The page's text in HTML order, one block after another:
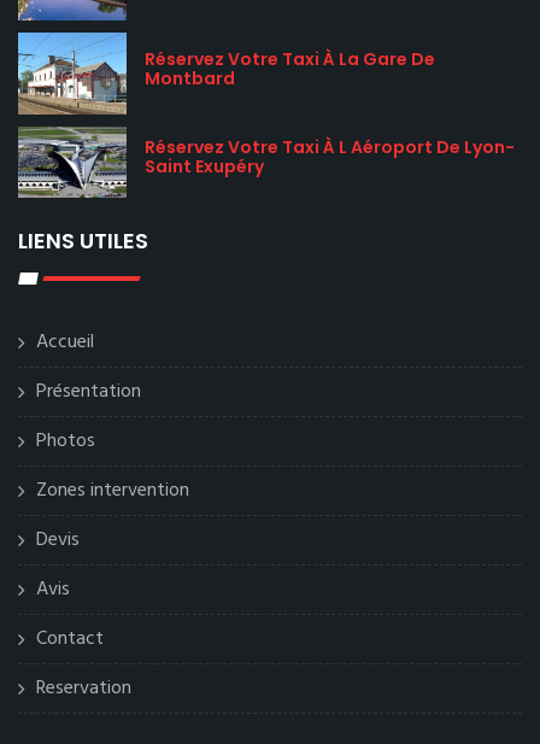
Réservez Votre Taxi À La Gare De
Montbard
Réservez Votre Taxi À L Aéroport De Lyon-
Saint Exupéry
LIENS UTILES
Accueil
Présentation
Photos
Zones intervention
Devis
Avis
Contact
Reservation